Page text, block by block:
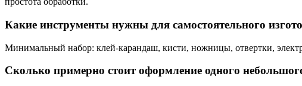
Какие инструменты нужны для самостоятельного
Минимальный набор: клей-карандаш, кисти, ножницы, отвертки,
Сколько примерно стоит оформление одного